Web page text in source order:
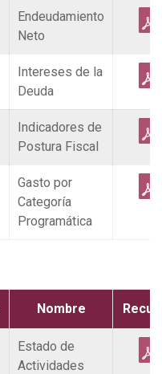
Endeudamiento
Neto
Intereses de la
Deuda
Indicadores de
Postura Fiscal
Gasto por
Categoría
Programática
Nombre
Estado de
Actividades